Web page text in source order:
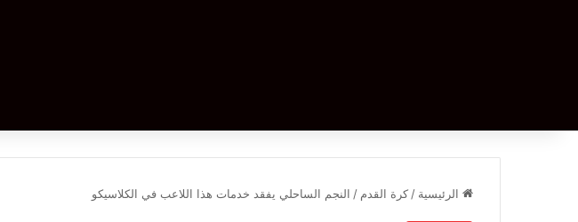
الرئيسية / كرة القدم / النجم الساحلي يفقد خدمات هذا اللاعب في الكلاسيكو